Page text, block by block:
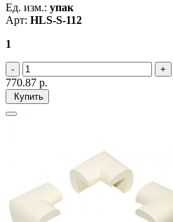
Ед. изм.: упак
Арт: HLS-S-112
1
770.87 р.
Купить